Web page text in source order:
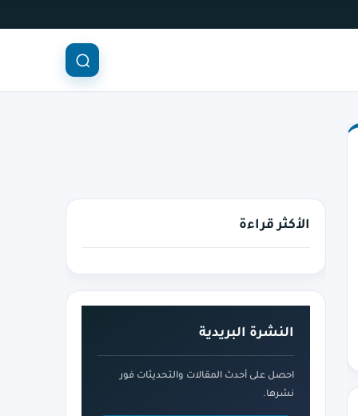
الأكثر قراءة
النشرة البريدية
احصل على أحدث المقالات والتحديثات فور
نشرها.